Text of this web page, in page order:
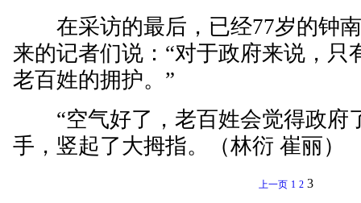
在采访的最后，已经77岁的钟南
来的记者们说：“对于政府来说，只
老百姓的拥护。”
“空气好了，老百姓会觉得政府
手，竖起了大拇指。（林衍 崔丽）
上一页 1 2 3